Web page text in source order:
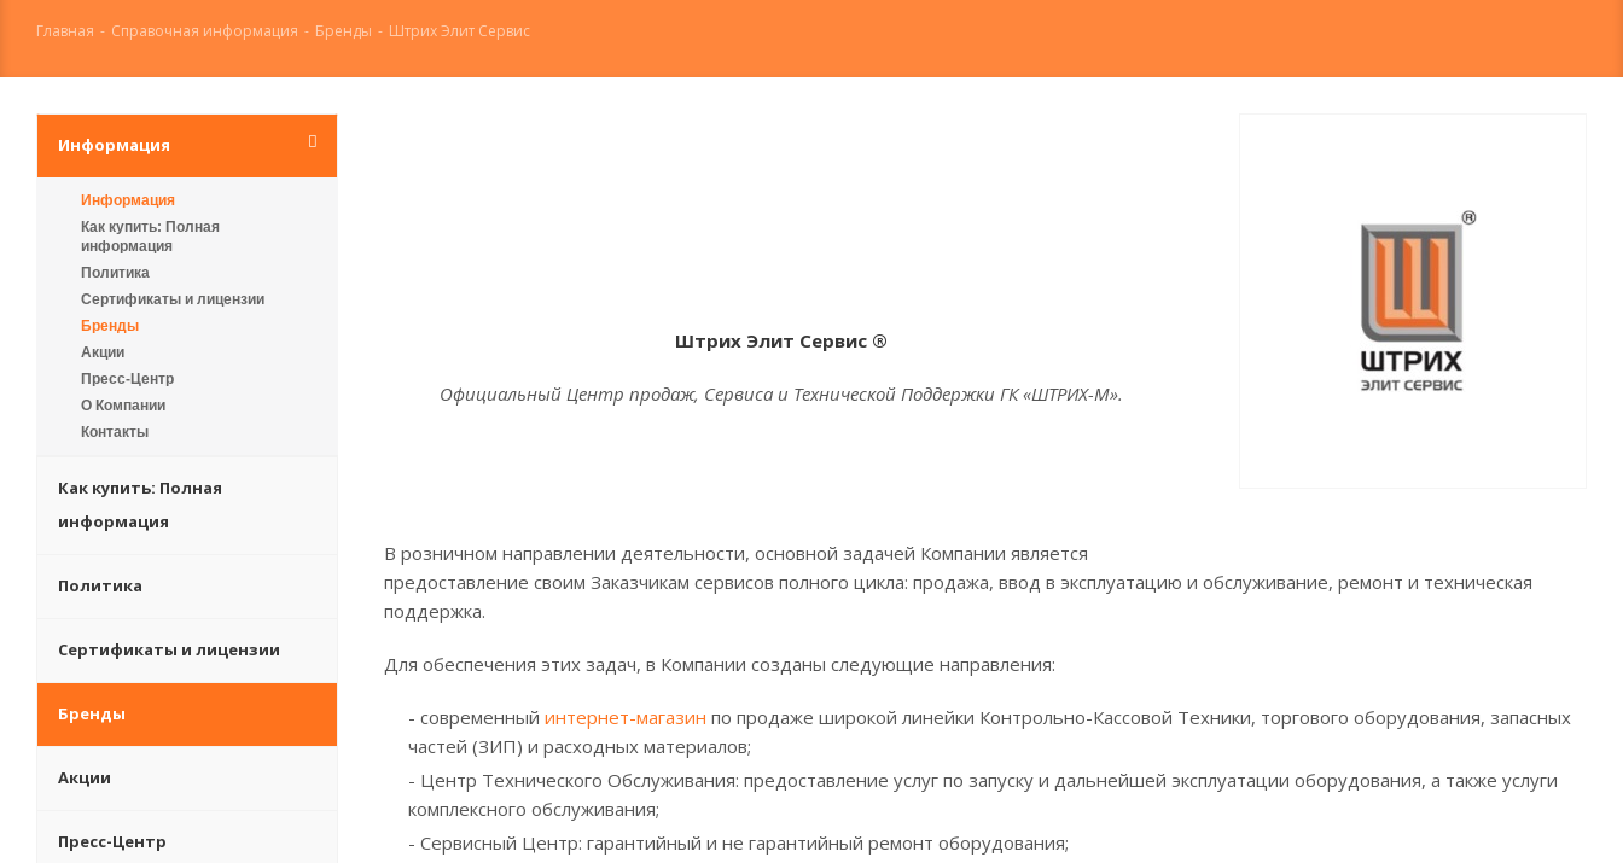
Главная - Справочная информация - Бренды - Штрих Элит Сервис
Штрих Элит Сервис ®
Официальный Центр продаж, Сервиса и Технической Поддержки ГК «ШТРИХ-М».
В розничном направлении деятельности, основной задачей Компании является
предоставление своим Заказчикам сервисов полного цикла: продажа, ввод в эксплуатацию и обслуживание, ремонт и техническая
поддержка.
Для обеспечения этих задач, в Компании созданы следующие направления:
- современный интернет-магазин по продаже широкой линейки Контрольно-Кассовой Техники, торгового оборудования, запасных
частей (ЗИП) и расходных материалов;
- Центр Технического Обслуживания: предоставление услуг по запуску и дальнейшей эксплуатации оборудования, а также услуги
комплексного обслуживания;
- Сервисный Центр: гарантийный и не гарантийный ремонт оборудования;
Информация
Информация
Как купить: Полная
информация
Политика
Сертификаты и лицензии
Бренды
Акции
Пресс-Центр
О Компании
Контакты
Как купить: Полная
информация
Политика
Сертификаты и лицензии
Бренды
Акции
Пресс-Центр